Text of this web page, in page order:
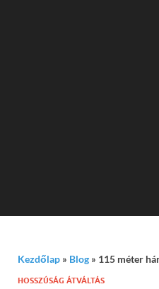
Kezdőlap » Blog » 115 méter
HOSSZÚSÁG ÁTVÁLTÁS